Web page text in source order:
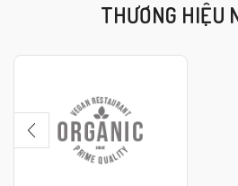
THƯƠNG HIỆU